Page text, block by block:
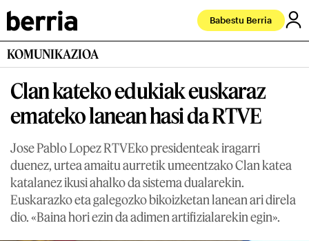
Babestu Berria
KOMUNIKAZIOA
Clan kateko edukiak euskaraz
emateko lanean hasi da RTVE
Jose Pablo Lopez RTVEko presidenteak iragarri
duenez, urtea amaitu aurretik umeentzako Clan katea
katalanez ikusi ahalko da sistema dualarekin.
Euskarazko eta galegozko bikoizketan lanean ari direla
dio. «Baina hori ezin da adimen artifizialarekin egin».